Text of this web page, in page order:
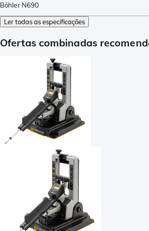
Böhler N690
Ler todas as especificações
Ofertas combinadas